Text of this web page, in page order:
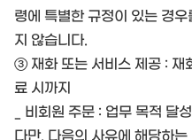
령에 특별한 규정이 있는 경
지 않습니다.
③ 재화 또는 서비스 제공 : 재
료 시까지
_ 비회원 주문 : 업무 목적 달
다만, 다음의 사유에 해당하